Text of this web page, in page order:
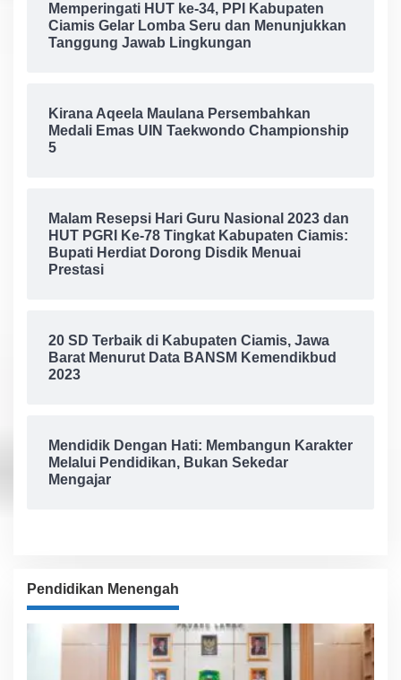
Memperingati HUT ke-34, PPI Kabupaten
Ciamis Gelar Lomba Seru dan Menunjukkan
Tanggung Jawab Lingkungan
Kirana Aqeela Maulana Persembahkan
Medali Emas UIN Taekwondo Championship
5
Malam Resepsi Hari Guru Nasional 2023 dan
HUT PGRI Ke-78 Tingkat Kabupaten Ciamis:
Bupati Herdiat Dorong Disdik Menuai
Prestasi
20 SD Terbaik di Kabupaten Ciamis, Jawa
Barat Menurut Data BANSM Kemendikbud
2023
Mendidik Dengan Hati: Membangun Karakter
Melalui Pendidikan, Bukan Sekedar
Mengajar
Pendidikan Menengah